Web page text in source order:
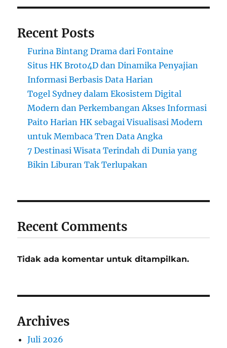
Recent Posts
Furina Bintang Drama dari Fontaine
Situs HK Broto4D dan Dinamika Penyajian
Informasi Berbasis Data Harian
Togel Sydney dalam Ekosistem Digital
Modern dan Perkembangan Akses Informasi
Paito Harian HK sebagai Visualisasi Modern
untuk Membaca Tren Data Angka
7 Destinasi Wisata Terindah di Dunia yang
Bikin Liburan Tak Terlupakan
Recent Comments
Tidak ada komentar untuk ditampilkan.
Archives
Juli 2026